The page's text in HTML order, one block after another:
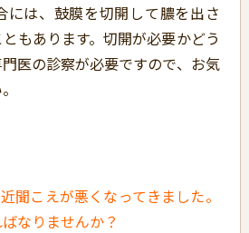
には、鼓膜を切開して膿を出さ
もあります。切開が必要かどう
医の診察が必要ですので、お気
聞こえが悪くなってきました。
なりませんか？